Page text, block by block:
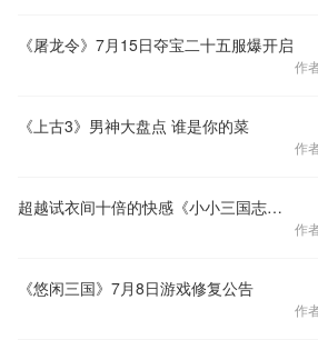
《屠龙令》7月15日夺宝二十五服爆开启
作
《上古3》男神大盘点 谁是你的菜
作
超越试衣间十倍的快感《小小三国志》军团争霸走起
作
《悠闲三国》7月8日游戏修复公告
作